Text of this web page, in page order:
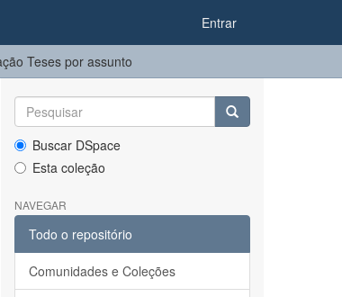
Entrar
Teses por assunto
Buscar DSpace
Esta coleção
NAVEGAR
Todo o repositório
Comunidades e Coleções